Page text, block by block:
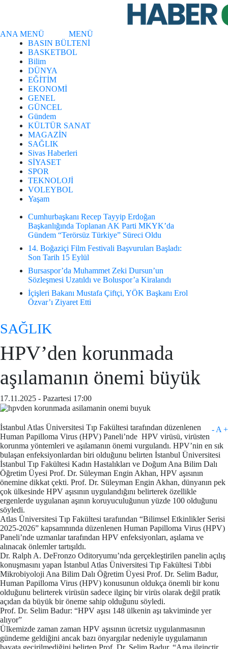
ANA MENÜ
MENÜ
BASIN BÜLTENİ
BASKETBOL
Bilim
DÜNYA
EĞİTİM
EKONOMİ
GENEL
GÜNCEL
Gündem
KÜLTÜR SANAT
MAGAZİN
SAĞLIK
Sivas Haberleri
SİYASET
SPOR
TEKNOLOJİ
VOLEYBOL
Yaşam
Tayyip Erdoğan
AK Parti MKYK’da
Süreci Oldu
Başvuruları Başladı:
Zeki Dursun’un
Boluspor’a Kiralandı
Çiftçi, YÖK Başkanı Erol
SAĞLIK
HPV’den korunmada
aşılamanın önemi büyük
17.11.2025 - Pazartesi 17:00
- A +
İstanbul Atlas Üniversitesi Tıp Fakültesi tarafından düzenlenen
Human Papilloma Virus (HPV) Paneli’nde HPV virüsü, virüsten
korunma yöntemleri ve aşılamanın önemi vurgulandı. HPV’nin en sık
bulaşan enfeksiyonlardan biri olduğunu belirten İstanbul Üniversitesi
İstanbul Tıp Fakültesi Kadın Hastalıkları ve Doğum Ana Bilim Dalı
Öğretim Üyesi Prof. Dr. Süleyman Engin Akhan, HPV aşısının
önemine dikkat çekti. Prof. Dr. Süleyman Engin Akhan, dünyanın pek
çok ülkesinde HPV aşısının uygulandığını belirterek özellikle
ergenlerde uygulanan aşının koruyuculuğunun yüzde 100 olduğunu
söyledi.
Atlas Üniversitesi Tıp Fakültesi tarafıından “Bilimsel Etkinlikler Serisi
2025-2026” kapsamnında düzenlenen Human Papilloma Virus (HPV)
Paneli’nde uzmanlar tarafından HPV enfeksiyonları, aşılama ve
alınacak önlemler tartışıldı.
Dr. Ralph A. DeFronzo Oditoryumu’nda gerçekleştirilen panelin açılış
konuşmasını yapan İstanbul Atlas Üniversitesi Tıp Fakültesi Tıbbi
Mikrobiyoloji Ana Bilim Dalı Öğretim Üyesi Prof. Dr. Selim Badur,
Human Papilloma Virus (HPV) konusunun oldukça önemli bir konu
olduğunu belirterek virüsün sadece ilginç bir virüs olarak değil pratik
açıdan da büyük bir öneme sahip olduğunu söyledi.
Prof. Dr. Selim Badur: “HPV aşısı 148 ülkenin aşı takviminde yer
alıyor”
Ülkemizde zaman zaman HPV aşısının ücretsiz uygulanmasının
gündeme geldiğini ancak bazı önyargılar nedeniyle uygulamanın